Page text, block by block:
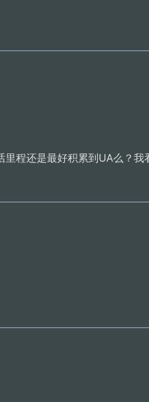
程还是最好积累到UA么？